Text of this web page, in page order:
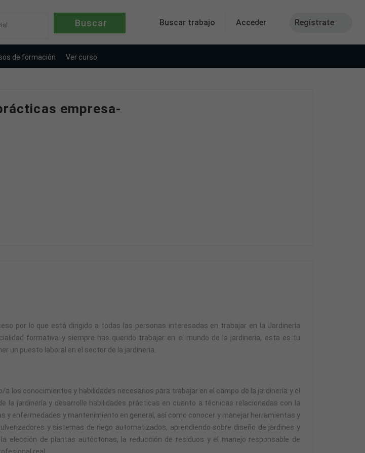
Buscar trabajo Acceder Regístrate
de formación Ver curso
empresa-
por lo que está dirigido a todas las personas interesadas en trabajar en la Jardinería
formativa y siempre has querido trabajar en el mundo de la jardineria, esta es tu
un puesto laboral en el sector de la jardineria.
los conocimientos y habilidades necesarios para trabajar en el campo de la jardinería y el
la jardinería y desarrolle habilidades prácticas en cuanto a técnicas relacionadas con la
y enfermedades y mantenimiento en general, así como conocer y manejar herramientas y
y sistemas de riego automatizados, aprendiendo sobre diseño de jardines y
elección de plantas autóctonas, la reducción de residuos y el manejo responsable de